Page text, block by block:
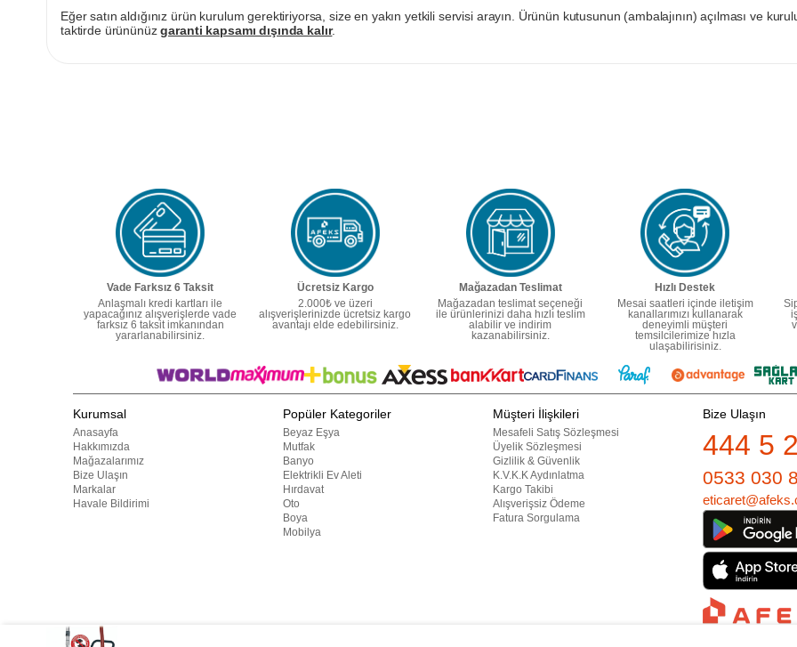
Eğer satın aldığınız ürün kurulum gerektiriyorsa, size en yakın yetkili servisi arayın. Ürünün kutusunun (ambalajının) açılması ve
taktirde ürününüzgaranti kapsamı dışında kalır.
Vade Farksız 6 Taksit
Anlaşmalı kredi kartları ile
yapacağınız alışverişlerde vade
farksız 6 taksit imkanından
yararlanabilirsiniz.
Ücretsiz Kargo
2.000₺ ve üzeri
alışverişlerinizde ücretsiz kargo
avantajı elde edebilirsiniz.
Mağazadan Teslimat
Mağazadan teslimat seçeneği
ile ürünlerinizi daha hızlı teslim
alabilir ve indirim
kazanabilirsiniz.
Hızlı Destek
Mesai saatleri içinde iletişim
kanallarımızı kullanarak
deneyimli müşteri
temsilcilerimize hızla
ulaşabilirisiniz.
Kurumsal
Anasayfa
Hakkımızda
Mağazalarımız
Bize Ulaşın
Markalar
Havale Bildirimi
Popüler Kategoriler
Beyaz Eşya
Mutfak
Banyo
Elektrikli Ev Aleti
Hırdavat
Oto
Boya
Mobilya
Müşteri İlişkileri
Mesafeli Satış Sözleşmesi
Üyelik Sözleşmesi
Gizlilik & Güvenlik
K.V.K.K Aydınlatma
Kargo Takibi
Alışverişsiz Ödeme
Fatura Sorgulama
Bize Ulaşın
444 5
0533 030